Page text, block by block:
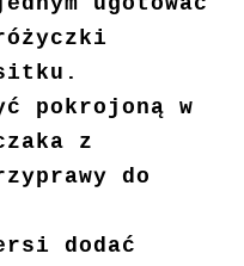
pokrojoną w
z
do
dodać